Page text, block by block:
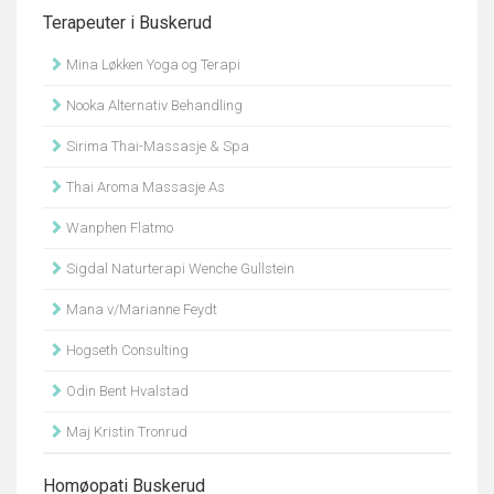
Terapeuter i Buskerud
Mina Løkken Yoga og Terapi
Nooka Alternativ Behandling
Sirima Thai-Massasje & Spa
Thai Aroma Massasje As
Wanphen Flatmo
Sigdal Naturterapi Wenche Gullstein
Mana v/Marianne Feydt
Hogseth Consulting
Odin Bent Hvalstad
Maj Kristin Tronrud
Homøopati Buskerud